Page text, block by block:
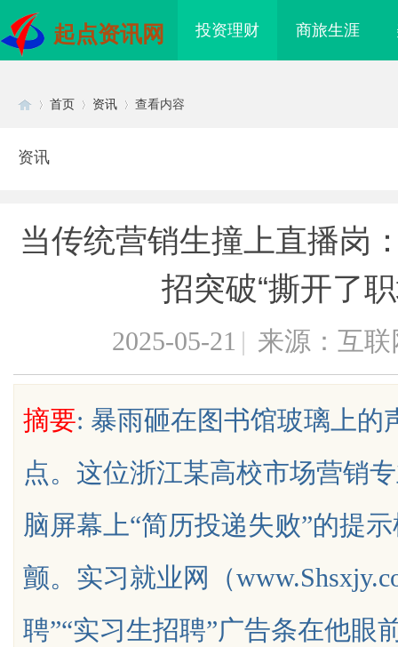
起点资讯网 投资理财 商旅生涯
uz
首页 资讯 查看内容
资讯
当传统营销生撞上直播岗
招突破“撕开了
2025-05-21 | 来源：互联
摘要: 暴雨砸在图书馆玻璃上的
点。这位浙江某高校市场营销
脑屏幕上“简历投递失败”的提
颤。实习就业网（
聘”“实习生招聘”广告条在他
关键作用与应用前景